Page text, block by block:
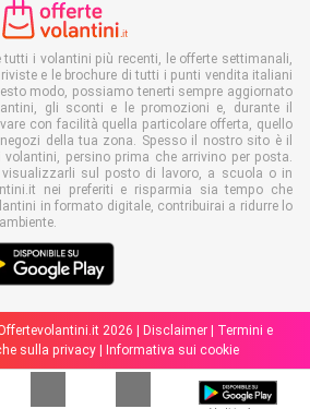
i volantini più recenti, le offerte settimanali,
riviste e le brochure di tutti i punti vendita italiani
modo, possiamo tenerti sempre aggiornato
gli sconti e le promozioni e, durante il
con facilità quella particolare offerta, quello
della tua zona. Spesso il nostro sito è il
persino prima che arrivino per posta.
visualizzarli sul posto di lavoro, a scuola o in
nei preferiti e risparmia sia tempo che
in formato digitale, contribuirai a ridurre lo
2026 | Disclaimer|
Termini e
sulla privacy Informativa sui cookie